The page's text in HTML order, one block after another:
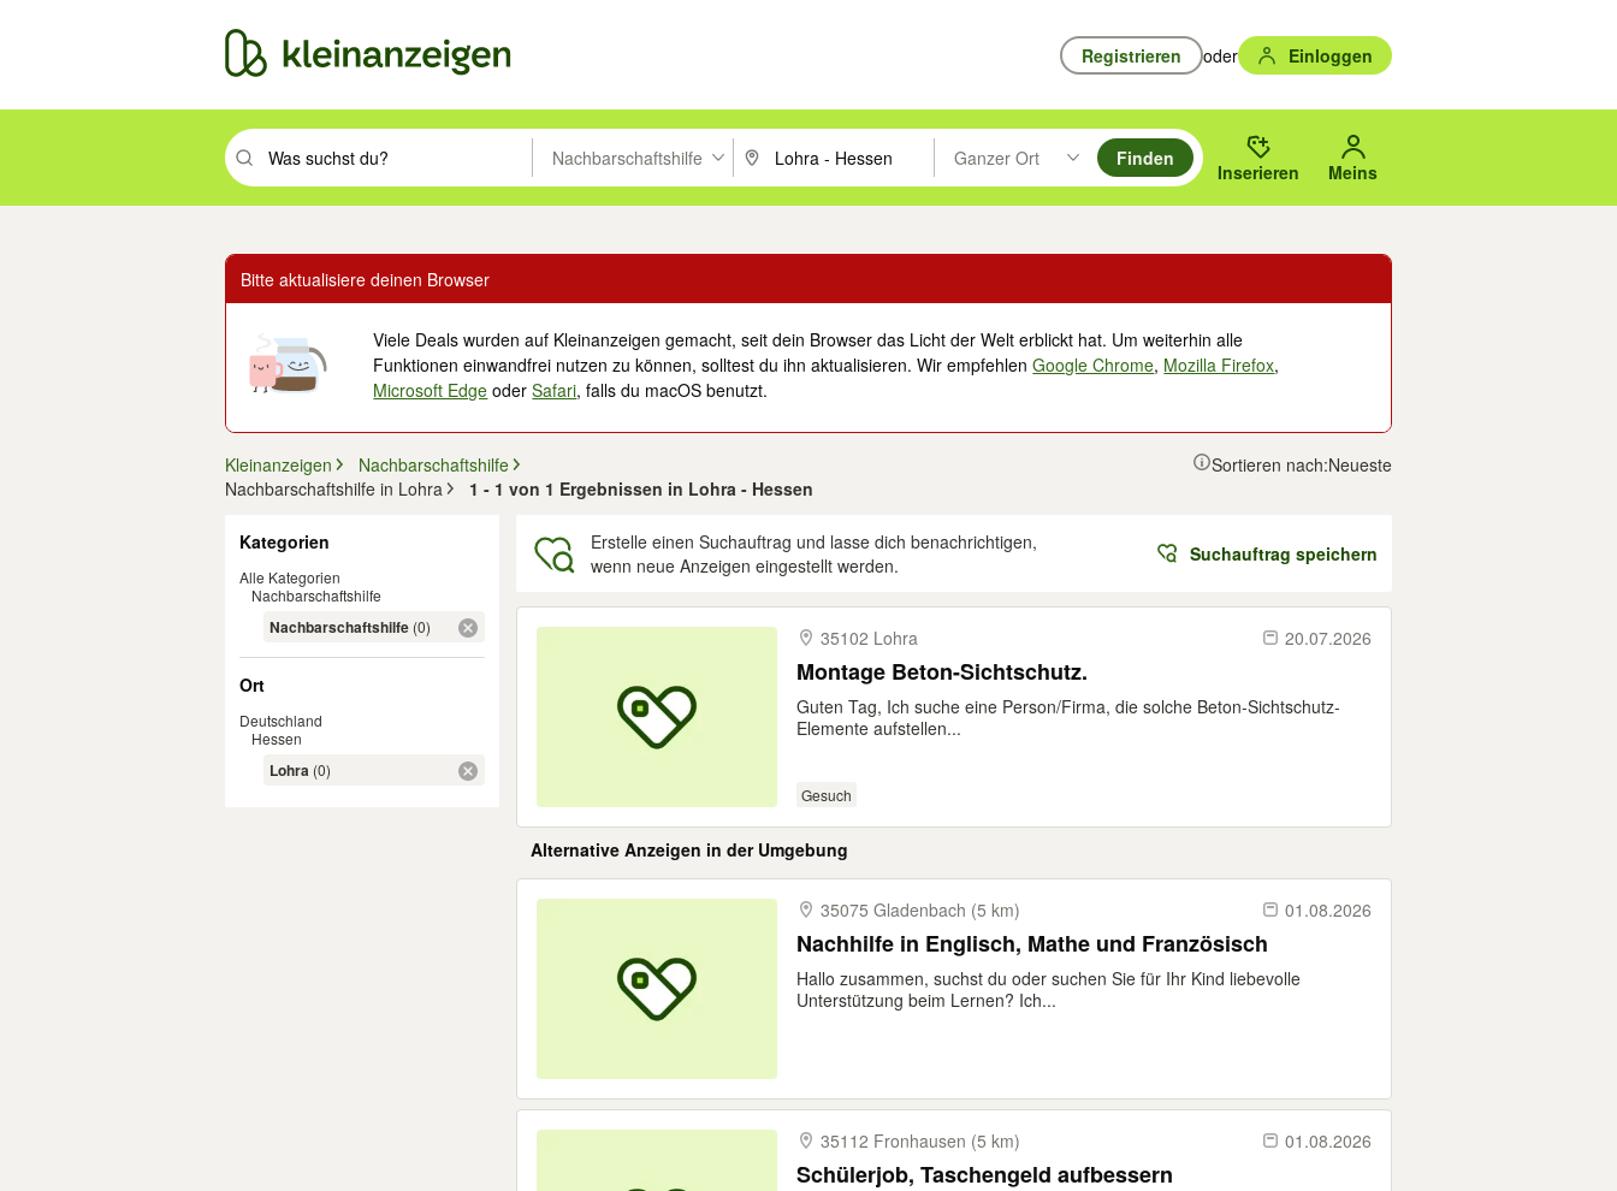
Registrieren oder Einloggen
Suchbegriff eingeben. Eingabetaste drücken um zu suchen, oder Vorschläge mit den Pfeiltasten nach oben/unten durchsuchen und mit Eingabetaste auswählen.
Nachbarschaftshilfe PLZ oder Ort eingeben. Eingabetaste drücken um zu suchen, oder Vorschläge mit den Pfeiltasten nach oben/
Ganzer Ort
Suche im Umkreis des gewählten Orts oder PLZ.
Finden
Inserieren Meins
Bitte aktualisiere deinen Browser
Viele Deals wurden auf Kleinanzeigen gemacht, seit dein Browser das Licht der Welt erblickt hat. Um weiterhin alle
Funktionen einwandfrei nutzen zu können, solltest du ihn aktualisieren. Wir empfehlenGoogle Chrome, Mozilla Firefox,
Microsoft Edge oderSafari, falls du macOS benutzt.
Kleinanzeigen
Nachbarschaftshilfe
Nachbarschaftshilfe in Lohra
1 - 1 von 1 Ergebnissen in Lohra - Hessen
Sortieren nach:Neueste
Kategorien
Alle Kategorien
Nachbarschaftshilfe
Nachbarschaftshilfe (0)
Ort
Deutschland
Hessen
Lohra (0)
Erstelle einen Suchauftrag und lasse dich benachrichtigen,
wenn neue Anzeigen eingestellt werden.
Suchauftrag speichern
35102 Lohra
20.07.2026
Montage Beton-Sichtschutz.
Guten Tag, Ich suche eine Person/Firma, die solche Beton-Sichtschutz-
Elemente aufstellen...
Gesuch
Alternative Anzeigen in der Umgebung
35075 Gladenbach (5 km) 01.08.2026
Nachhilfe in Englisch, Mathe und Französisch
Hallo zusammen, suchst du oder suchen Sie für Ihr Kind liebevolle
Unterstützung beim Lernen? Ich...
35112 Fronhausen (5 km) 01.08.2026
Schülerjob, Taschengeld aufbessern